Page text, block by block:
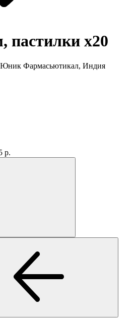
пастилки x20
Юник Фармасьютикал, Индия
р.